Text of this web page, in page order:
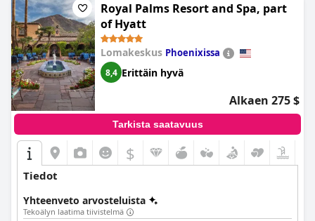
Royal Palms Resort and Spa, part
of Hyatt
Lomakeskus Phoenixissa
8,4 Erittäin hyvä
Alkaen 275 $
Tarkista saatavuus
$
Tiedot
Yhteenveto arvosteluista
Tekoälyn laatima tiivistelmä